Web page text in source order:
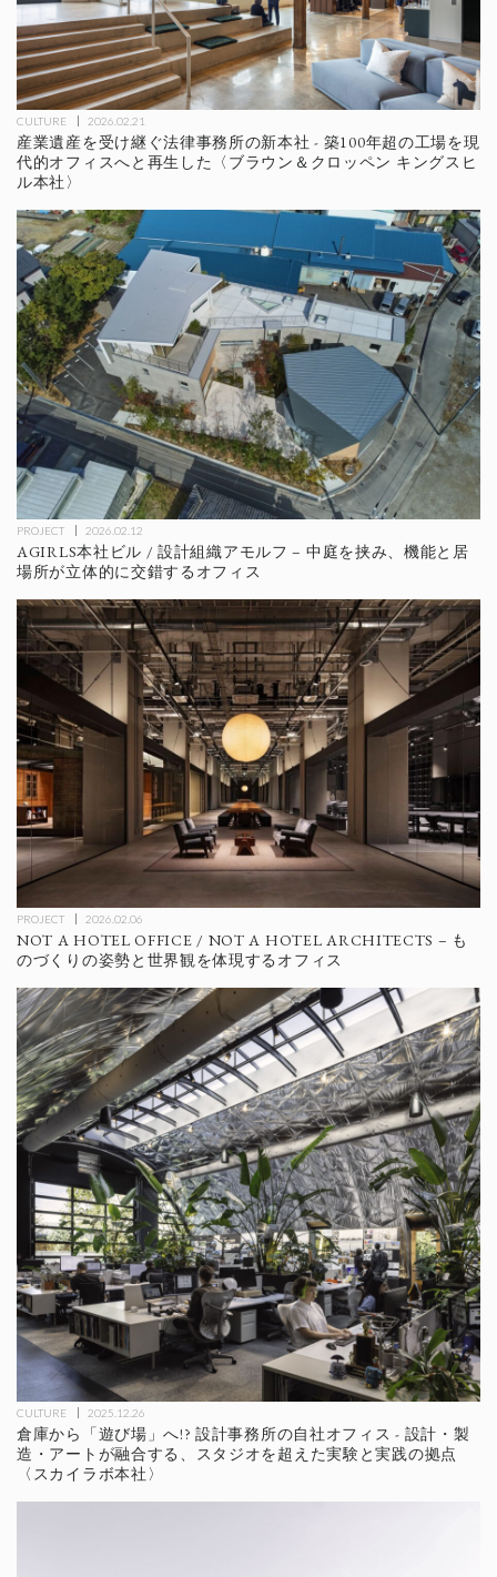
CULTURE 2026.02.21
産業遺産を受け継ぐ法律事務所の新本社 - 築100年超の工場を現
代的オフィスへと再生した〈ブラウン＆クロッペン キングスヒ
ル本社〉
PROJECT 2026.02.12
AGIRLS本社ビル / 設計組織アモルフ – 中庭を挟み、機能と居
場所が立体的に交錯するオフィス
PROJECT 2026.02.06
NOT A HOTEL OFFICE / NOT A HOTEL ARCHITECTS – も
のづくりの姿勢と世界観を体現するオフィス
CULTURE 2025.12.26
倉庫から「遊び場」へ!? 設計事務所の自社オフィス - 設計・製
造・アートが融合する、スタジオを超えた実験と実践の拠点
〈スカイラボ本社〉